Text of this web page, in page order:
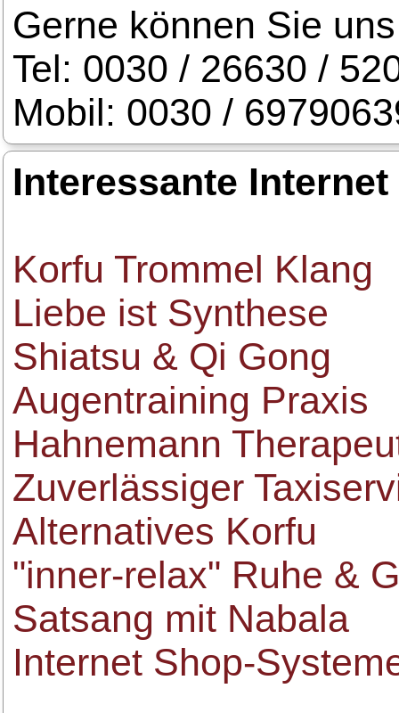
Gerne können Sie
Tel: 0030 / 26630 /
Mobil: 0030 /
Interessante
Korfu Trommel Klang
Liebe ist Synthese
Shiatsu & Qi Gong
Augentraining Praxis
Hahnemann
Zuverlässiger
Alternatives Korfu
"inner-relax" Ruhe &
Satsang mit Nabala
Internet Shop-